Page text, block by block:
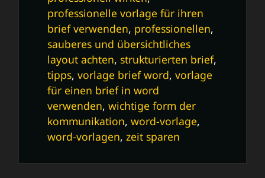
professionelle vorlage für ihren
brief verwenden, professionellen,
sauberes und übersichtliches
layout achten, strukturierten brief,
tipps, vorlage brief word, vorlage
für einen brief in word
verwenden, wichtige form der
kommunikation, word-vorlage,
word-vorlagen, zeit sparen